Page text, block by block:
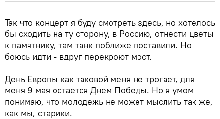
Так что концерт я буду смотреть здесь, но хотелось
бы сходить на ту сторону, в Россию, отнести цветы
к памятнику, там танк поближе поставили. Но
боюсь идти - вдруг перекроют мост.
День Европы как таковой меня не трогает, для
меня 9 мая остается Днем Победы. Но я умом
понимаю, что молодежь не может мыслить так же,
как мы, старики.